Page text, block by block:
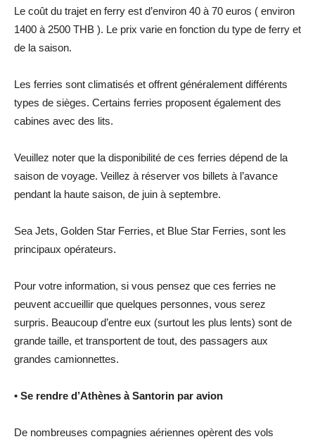
Le coût du trajet en ferry est d’environ 40 à 70 euros ( environ
1400 à 2500 THB ). Le prix varie en fonction du type de ferry et
de la saison.
Les ferries sont climatisés et offrent généralement différents
types de sièges. Certains ferries proposent également des
cabines avec des lits.
Veuillez noter que la disponibilité de ces ferries dépend de la
saison de voyage. Veillez à réserver vos billets à l’avance
pendant la haute saison, de juin à septembre.
Sea Jets, Golden Star Ferries, et Blue Star Ferries, sont les
principaux opérateurs.
Pour votre information, si vous pensez que ces ferries ne
peuvent accueillir que quelques personnes, vous serez
surpris. Beaucoup d’entre eux (surtout les plus lents) sont de
grande taille, et transportent de tout, des passagers aux
grandes camionnettes.
• Se rendre d’Athènes à Santorin par avion
De nombreuses compagnies aériennes opèrent des vols